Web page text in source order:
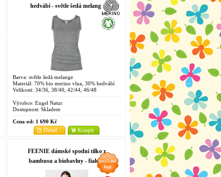
hedvábí - světle šedá melange
Barva: světle šedá melange
Materiál: 70% bio merino vlna, 30% hedvábí
Velikosti: 34/36, 38/40, 42/44, 46/48
Výrobce: Engel Natur
Dostupnost: Skladem
Cena od: 1 690 Kč
Koupit
Detail
FEENIE dámské spodní tílko z
bambusu a biobavlny - fialová
aubergine